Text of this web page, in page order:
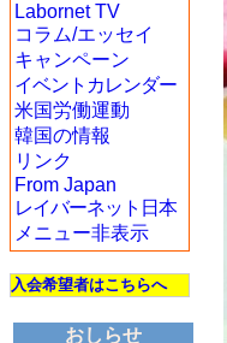
Labornet TV
コラム/エッセイ
キャンペーン
イベントカレンダー
米国労働運動
韓国の情報
リンク
From Japan
レイバーネット日本
メニュー非表示
入会希望者はこちらへ
おしらせ